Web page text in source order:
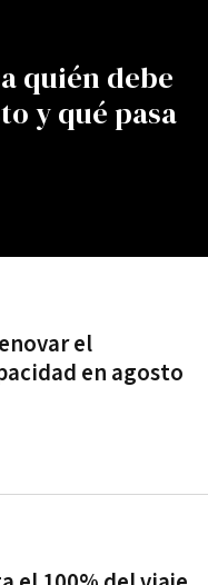
quién debe
y qué pasa
el
en agosto